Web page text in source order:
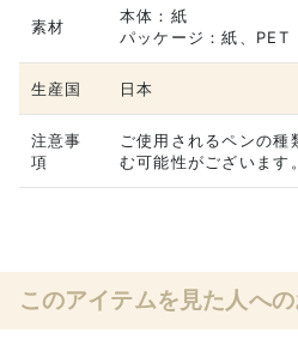
素材
本体：紙
パッケージ：紙、PET
生産国 日本
注意事
項
ご使用されるペンの種
む可能性がございます。
このアイテムを見た人へ